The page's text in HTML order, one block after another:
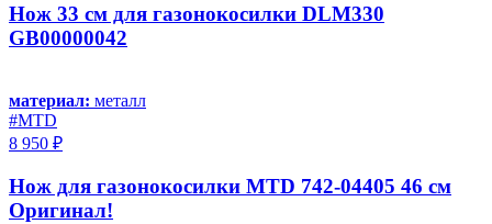
Нож 33 см для газонокосилки DLM330
GB00000042
материал: металл
#MTD
8 950 ₽
Нож для газонокосилки MTD 742-04405 46 см
Оригинал!